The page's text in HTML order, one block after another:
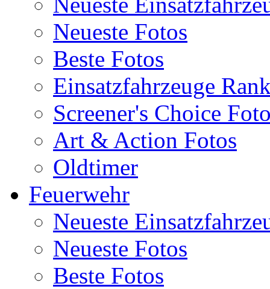
Neueste Fotos
Beste Fotos
Einsatzfahrzeuge
Screener's Choice
Art & Action Fotos
Oldtimer
Feuerwehr
Neueste
Neueste Fotos
Beste Fotos